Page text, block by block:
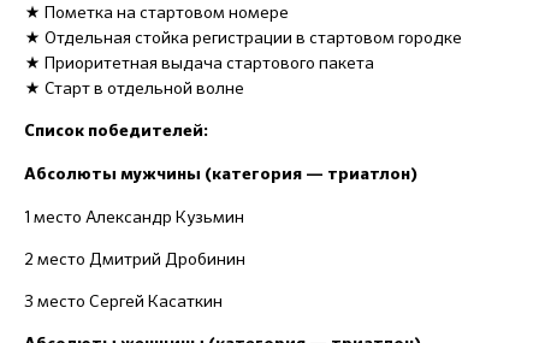
★ Пометка на стартовом номере
★ Отдельная стойка регистрации в стартовом городке
★ Приоритетная выдача стартового пакета
★ Старт в отдельной волне
Список победителей:
Абсолюты мужчины (категория — триатлон)
1 место Александр Кузьмин
2 место Дмитрий Дробинин
3 место Сергей Касаткин